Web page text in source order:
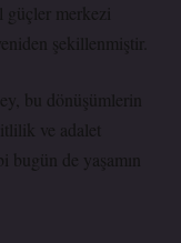
güçler merkezi
şekillenmiştir.
bu dönüşümlerin
ve adalet
de yaşamın